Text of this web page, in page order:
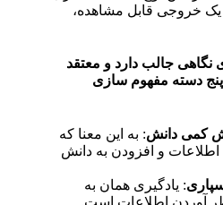
یک خروجی قابل مشاهده،
نگاهی جالب دارد و معتقد
دسته مفهوم سازی
کمی دانش: به این معنا که
و افزودن به دانش
: یادگیری همان به
آوردن اطلاعات است.